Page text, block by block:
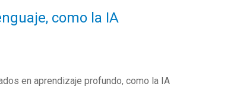
como la IA
en aprendizaje profundo, como la IA